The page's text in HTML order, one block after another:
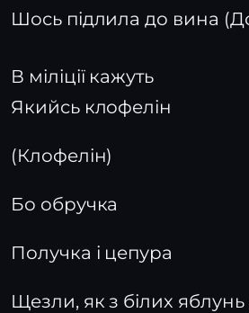
Шось підлила до вина
В міліції кажуть
Якийсь клофелін
(Клофелін)
Бо обручка
Получка і цепура
Щезли, як з білих